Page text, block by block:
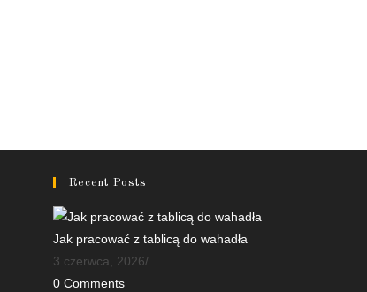
Recent Posts
Jak pracować z tablicą do wahadła
3 czerwca, 2026/
0 Comments